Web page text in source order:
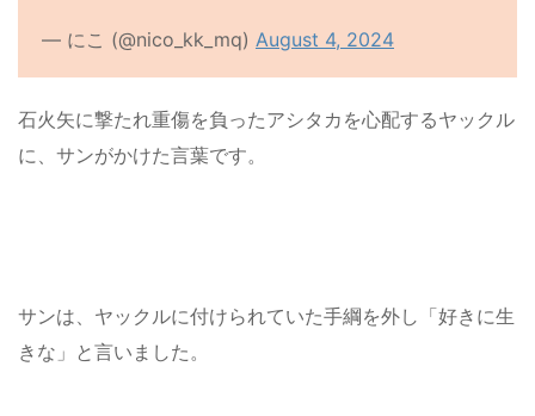
— にこ (@nico_kk_mq) August 4, 2024
石火矢に撃たれ重傷を負ったアシタカを心配するヤックル
に、サンがかけた言葉です。
サンは、ヤックルに付けられていた手綱を外し「好きに生
きな」と言いました。